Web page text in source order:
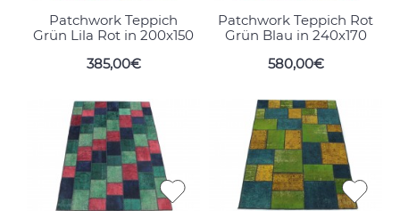
Patchwork Teppich
Grün Lila Rot in 200x150
385,00€
Patchwork Teppich Rot
Grün Blau in 240x170
580,00€